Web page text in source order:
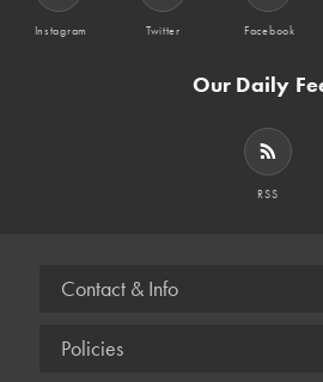
Instagram Twitter Facebook
Our Daily
RSS
Contact & Info
Policies